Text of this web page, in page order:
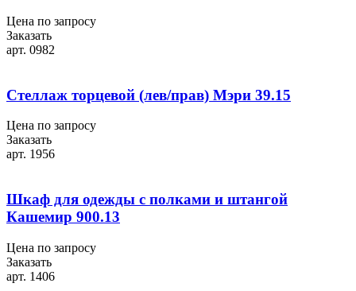
Цена по запросу
Заказать
арт. 0982
Стеллаж торцевой (лев/прав) Мэри 39.15
Цена по запросу
Заказать
арт. 1956
Шкаф для одежды с полками и штангой
Кашемир 900.13
Цена по запросу
Заказать
арт. 1406